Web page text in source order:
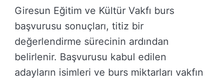
Giresun Eğitim ve Kültür Vakfı burs
başvurusu sonuçları, titiz bir
değerlendirme sürecinin ardından
belirlenir. Başvurusu kabul edilen
adayların isimleri ve burs miktarları vakfın